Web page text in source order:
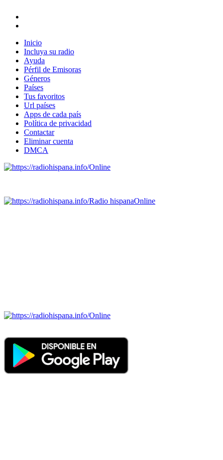
Inicio
Incluya su radio
Ayuda
Pérfil de Emisoras
Géneros
Países
Tus favoritos
Url países
Apps de cada país
Política de privacidad
Contactar
Eliminar cuenta
DMCA
Online
Radio hispanaOnline
Online